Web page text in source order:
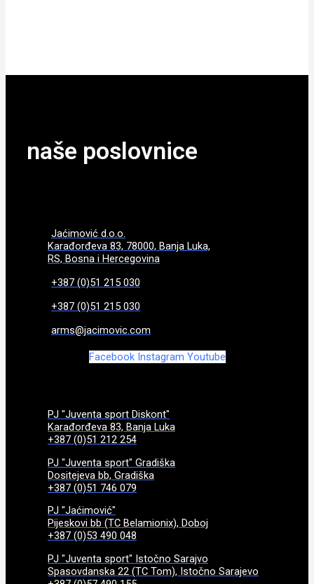
naše poslovnice
Jaćimović d.o.o.
Karađorđeva 83, 78000, Banja Luka,
RS, Bosna i Hercegovina
+387 (0)51 215 030
+387 (0)51 215 030
arms@jacimovic.com
Facebook Instagram Youtube
PJ "Juventa sport Diskont"
Karađorđeva 83, Banja Luka
+387 (0)51 212 254
PJ "Juventa sport" Gradiška
Dositejeva bb, Gradiška
+387 (0)51 746 079
PJ "Jaćimović"
Pijeskovi bb (TC Belamionix), Doboj
+387 (0)53 490 048
PJ "Juventa sport" Istočno Sarajvo
Spasovdanska 22 (TC Tom), Istočno Sarajevo